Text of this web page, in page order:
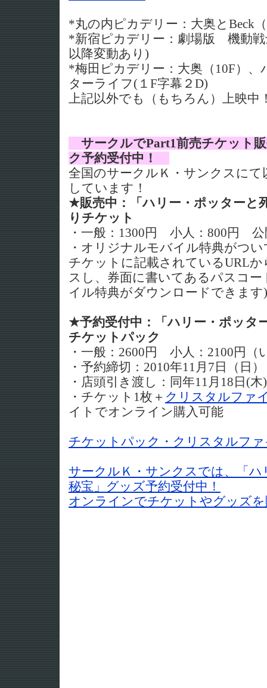
*丸の内ピカデリー：大奥とBeck
*新宿ピカデリー：劇場版 機動
以降変動あり)
*梅田ピカデリー：大奥（10F）
ターライフ(１F字幕２D)
上記以外でも（もちろん）上映中
サークルでPart1前売チケット
ク予約受付中！
全国のサークルＫ・サンクスにて
しています！
★販売中：「ハリー・ポッターと
りチケット
・一般：1300円 小人：800円 公
・オリジナルモバイル特典がつ
チケットに記載されているURL
スし、券面に書いてあるパスコ
イル特典がダウンロードできます)
★予約受付中：「ハリー・ポッタ
チケットパック
・一般：2600円 小人：2100円（
・予約締切：2010年11月7日（日
・店頭引き渡し：同年11月18日(木
・チケット1枚＋ クリスタルファ
イトでオンライン購入可能
チケットパック・クリスタルフ
サークルＫ・サンクスでは、「
秘宝」グッズ予約受付中！
オンラインでチケットやグッズを